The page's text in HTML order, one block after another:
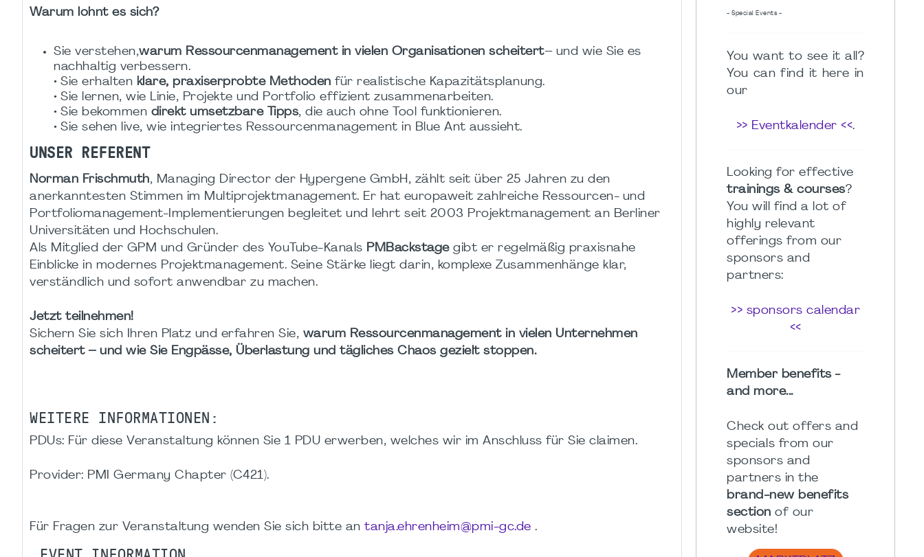
Warum lohnt es sich?
Sie verstehen,warum Ressourcenmanagement in vielen Organisationen scheitert– und wie Sie es
nachhaltig verbessern.
• Sie erhalten klare, praxiserprobte Methoden für realistische Kapazitätsplanung.
• Sie lernen, wie Linie, Projekte und Portfolio effizient zusammenarbeiten.
• Sie bekommen direkt umsetzbare Tipps, die auch ohne Tool funktionieren.
• Sie sehen live, wie integriertes Ressourcenmanagement in Blue Ant aussieht.
UNSER REFERENT
Norman Frischmuth, Managing Director der Hypergene GmbH, zählt seit über 25 Jahren zu den
anerkanntesten Stimmen im Multiprojektmanagement. Er hat europaweit zahlreiche Ressourcen- und
Portfoliomanagement-Implementierungen begleitet und lehrt seit 2003 Projektmanagement an Berliner
Universitäten und Hochschulen.
Als Mitglied der GPM und Gründer des YouTube-Kanals PMBackstagegibt er regelmäßig praxisnahe
Einblicke in modernes Projektmanagement. Seine Stärke liegt darin, komplexe Zusammenhänge klar,
verständlich und sofort anwendbar zu machen.
Jetzt teilnehmen!
Sichern Sie sich Ihren Platz und erfahren Sie, warum Ressourcenmanagement in vielen Unternehmen
scheitert – und wie Sie Engpässe, Überlastung und tägliches Chaos gezielt stoppen.
WEITERE INFORMATIONEN:
PDUs: Für diese Veranstaltung können Sie 1 PDU erwerben, welches wir im Anschluss für Sie claimen.
Provider: PMI Germany Chapter (C421).
Für Fragen zur Veranstaltung wenden Sie sich bitte an tanja.ehrenheim@pmi-gc.de .
- Special Events -
You want to see it all?
You can find it here in
our
>> Eventkalender <<.
Looking for effective
trainings & courses?
You will find a lot of
highly relevant
offerings from our
sponsors and
partners:
>> sponsors calendar
<<
Member benefits -
and more...
Check out offers and
specials from our
sponsors and
partners in the
brand-new benefits
section of our
website!